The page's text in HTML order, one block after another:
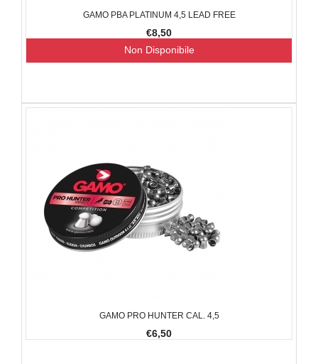
GAMO PBA PLATINUM 4,5 LEAD FREE
€8,50
Non Disponibile
GAMO PRO HUNTER CAL. 4,5
€6,50